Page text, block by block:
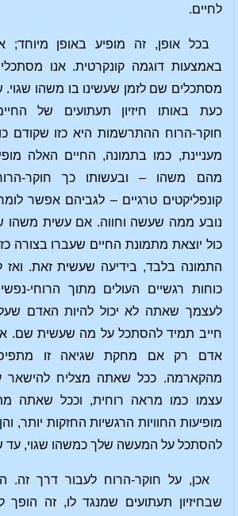
לחיים.
בכל אופן, זה מופיע באופן מיוחד;
באמצעות דוגמה קונקרטית. אנו
מסתכלים שם לזמן שעשינו בו משהו שגוי.
כעת באותו חיזיון תעתועים של
חוקר-הרוח ההתרשמות היא כזו שקודם
מעניינת, כמו בתמונה, החיים האלה
מהם משהו – ובעשותו כך חוקר-
קונפליקטים טרגיים – לגביהם אפשר
נובע ממה שעשה וחווה. אם עשית משהו
כול יוצאת מתמונת החיים שעברו בצורה
התמונה בלבד, בידיעה שעשית זאת. ואז
כוחות רגשיים העולים מתוך הרוחי-
לעצמך שאתה לא יכול להיות האדם
חייב תמיד להסתכל על מה שעשית שם.
אדם רק אם מחקת שגיאה זו
מהקארמה. ככל שאתה מצליח
עצמו כמו מראה רוחית, וככל שאתה
מופיעות החוויות הרגשיות החזקות יותר,
להסתכל על המעשה שלך כמשהו שגוי, עד
אכן, על חוקר-הרוח לעבור דרך זה.
שבחיזיון תעתועים שמנגד לו, זה הופך